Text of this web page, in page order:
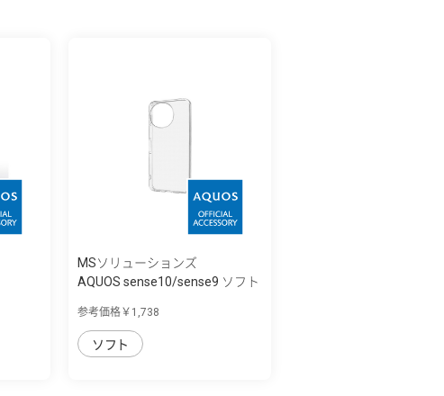
MSソリューションズ
AQUOS sense10/sense9 ソフト
参考価格￥1,738
ソフト